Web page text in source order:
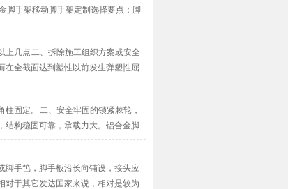
手架移动脚手架定制选择要点：脚
几点 二、拆除施工组织方案或安全
在全截面达到塑性以前发生弹塑性屈
固定。 二、安全牢固的锁紧棘轮，
结构稳固可靠，承载力大。铝合金脚
脚手笆，脚手板沿长向铺设，接头应
对于其它发达国家来说，相对是较为